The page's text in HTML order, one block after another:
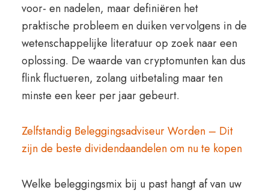
voor- en nadelen, maar definiëren het
praktische probleem en duiken vervolgens in de
wetenschappelijke literatuur op zoek naar een
oplossing. De waarde van cryptomunten kan dus
flink fluctueren, zolang uitbetaling maar ten
minste een keer per jaar gebeurt.
Zelfstandig Beleggingsadviseur Worden – Dit
zijn de beste dividendaandelen om nu te kopen
Welke beleggingsmix bij u past hangt af van uw